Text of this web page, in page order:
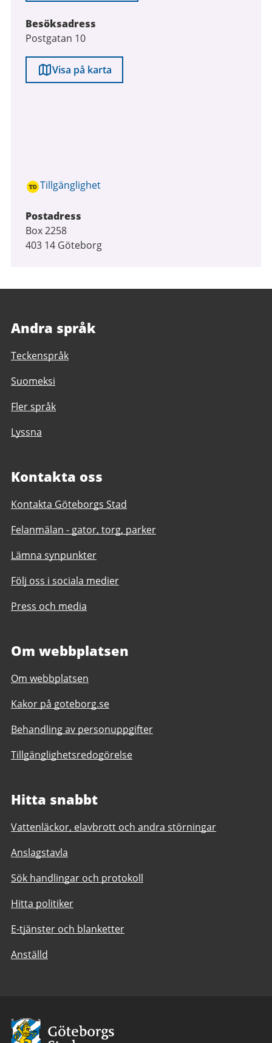
Besöksadress
Postgatan 10
Visa på karta
Tillgänglighet
Postadress
Box 2258
403 14 Göteborg
Andra språk
Teckenspråk
Suomeksi
Fler språk
Lyssna
Kontakta oss
Kontakta Göteborgs Stad
Felanmälan - gator, torg, parker
Lämna synpunkter
Följ oss i sociala medier
Press och media
Om webbplatsen
Om webbplatsen
Kakor på goteborg.se
Behandling av personuppgifter
Tillgänglighetsredogörelse
Hitta snabbt
Vattenläckor, elavbrott och andra störningar
Anslagstavla
Sök handlingar och protokoll
Hitta politiker
E-tjänster och blanketter
Anställd
Avsändare:
Göteborgs